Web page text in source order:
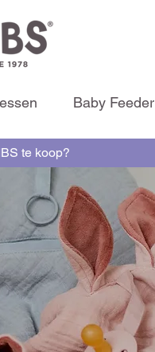
Baby Feeder
te koop?